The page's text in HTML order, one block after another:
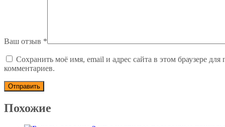
Ваш отзыв *
Сохранить моё имя, email и адрес сайта в этом браузере
комментариев.
Похожие